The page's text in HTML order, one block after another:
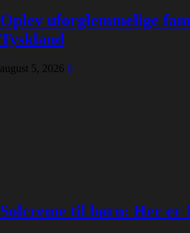
Oplev uforglemmelige
Tyskland
august 5, 2026 0
Solcreme til børn: Her er